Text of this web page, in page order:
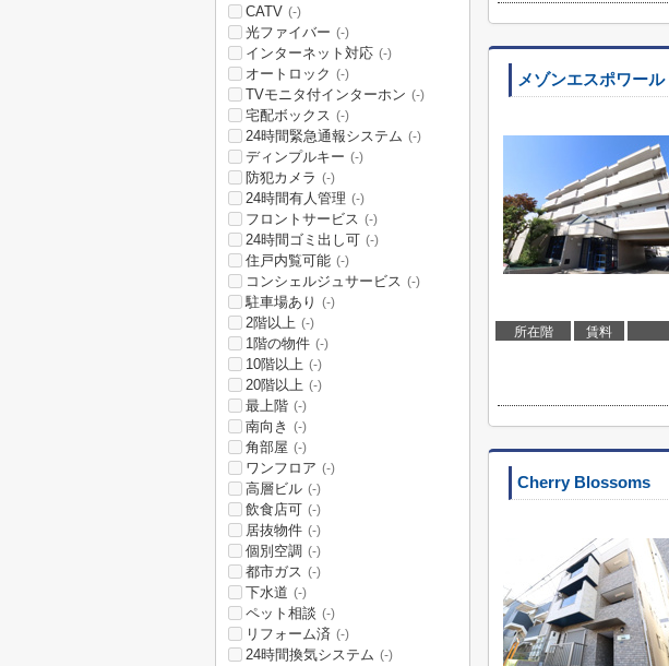
メゾンエスポワール
所在階 賃料
Cherry Blossoms
CATV (-)
光ファイバー (-)
インターネット対応 (-)
オートロック (-)
TVモニタ付インターホン (-)
宅配ボックス (-)
24時間緊急通報システム (-)
ディンプルキー (-)
防犯カメラ (-)
24時間有人管理 (-)
フロントサービス (-)
24時間ゴミ出し可 (-)
住戸内覧可能 (-)
コンシェルジュサービス (-)
駐車場あり (-)
2階以上 (-)
1階の物件 (-)
10階以上 (-)
20階以上 (-)
最上階 (-)
南向き (-)
角部屋 (-)
ワンフロア (-)
高層ビル (-)
飲食店可 (-)
居抜物件 (-)
個別空調 (-)
都市ガス (-)
下水道 (-)
ペット相談 (-)
リフォーム済 (-)
24時間換気システム (-)